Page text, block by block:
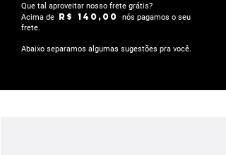
Que tal aproveitar nosso frete grátis?
Acima de R$ 140,00 nós pagamos o seu
frete.
Abaixo separamos algumas sugestões pra você.